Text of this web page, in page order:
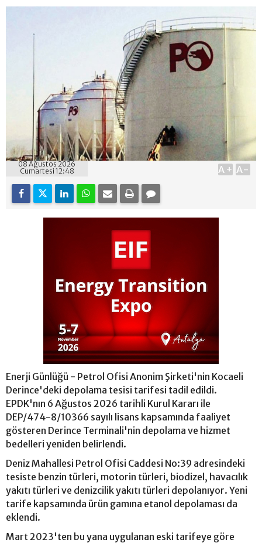
08 Ağustos 2026
Cumartesi 12:48
A+ A-
Enerji Günlüğü - Petrol Ofisi Anonim Şirketi'nin Kocaeli
Derince'deki depolama tesisi tarifesi tadil edildi.
EPDK'nın 6 Ağustos 2026 tarihli Kurul Kararı ile
DEP/474-8/10366 sayılı lisans kapsamında faaliyet
gösteren Derince Terminali'nin depolama ve hizmet
bedelleri yeniden belirlendi.
Deniz Mahallesi Petrol Ofisi Caddesi No:39 adresindeki
tesiste benzin türleri, motorin türleri, biodizel, havacılık
yakıtı türleri ve denizcilik yakıtı türleri depolanıyor. Yeni
tarife kapsamında ürün gamına etanol depolaması da
eklendi.
Mart 2023'ten bu yana uygulanan eski tarifeye göre